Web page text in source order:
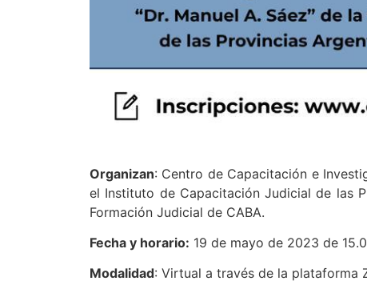
Organizan: Centro de Capacitación e
el Instituto de Capacitación Judicial de las
Formación Judicial de CABA.
Fecha y horario: 19 de mayo de 2023 de
Modalidad: Virtual a través de la plataforma